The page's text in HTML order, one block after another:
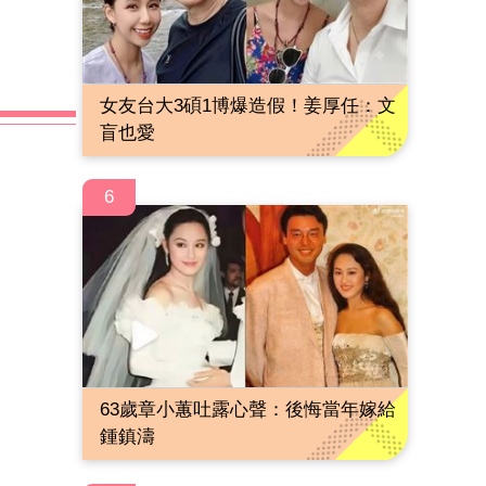
女友台大3碩1博爆造假！姜厚任：文
盲也愛
6
63歲章小蕙吐露心聲：後悔當年嫁給
鍾鎮濤